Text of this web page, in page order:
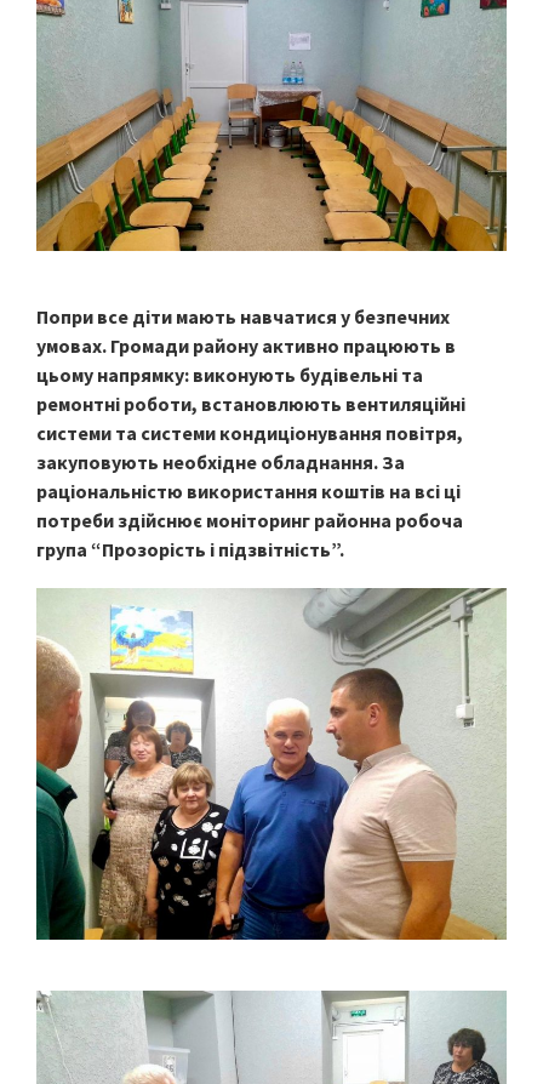
Попри все діти мають навчатися у безпечних
умовах. Громади району активно працюють в
цьому напрямку: виконують будівельні та
ремонтні роботи, встановлюють вентиляційні
системи та системи кондиціонування повітря,
закуповують необхідне обладнання. За
раціональністю використання коштів на всі ці
потреби здійснює моніторинг районна робоча
група “Прозорість і підзвітність”.